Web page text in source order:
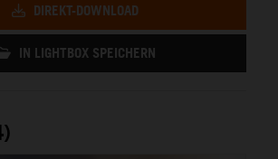
DIREKT-DOWNLOAD
IN LIGHTBOX SPEICHERN